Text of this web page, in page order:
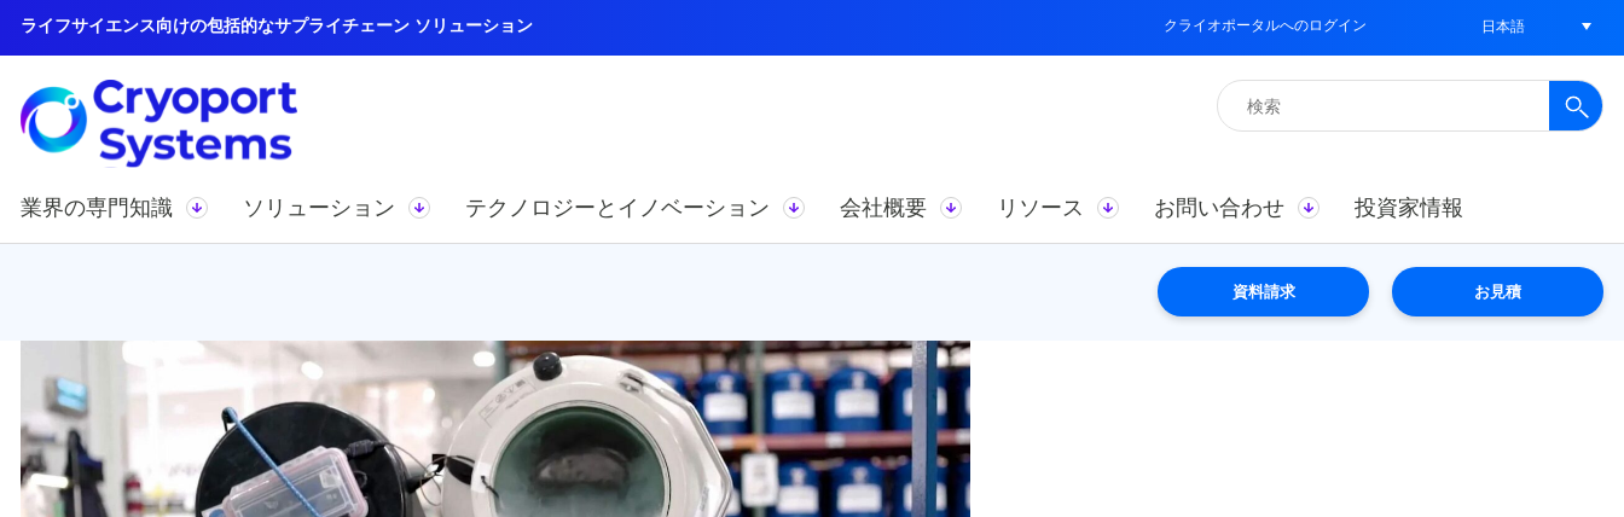
ライフサイエンス向けの包括的なサプライチェーン ソリューション クライオポータルへのログイン 日本語
検
索:
業界の専門知識 ソリューション テクノロジーとイノベーション 会社概要 リソース お問い合わせ 投資家情報
資料請求 お見積